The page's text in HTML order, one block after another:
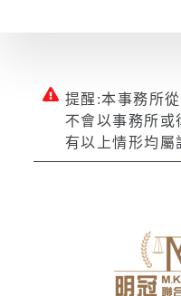
提醒:本事務所
不會以事務所或
有以上情形均屬